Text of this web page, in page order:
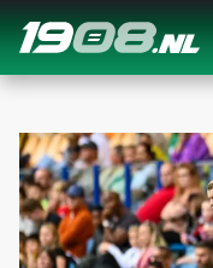
Navigation